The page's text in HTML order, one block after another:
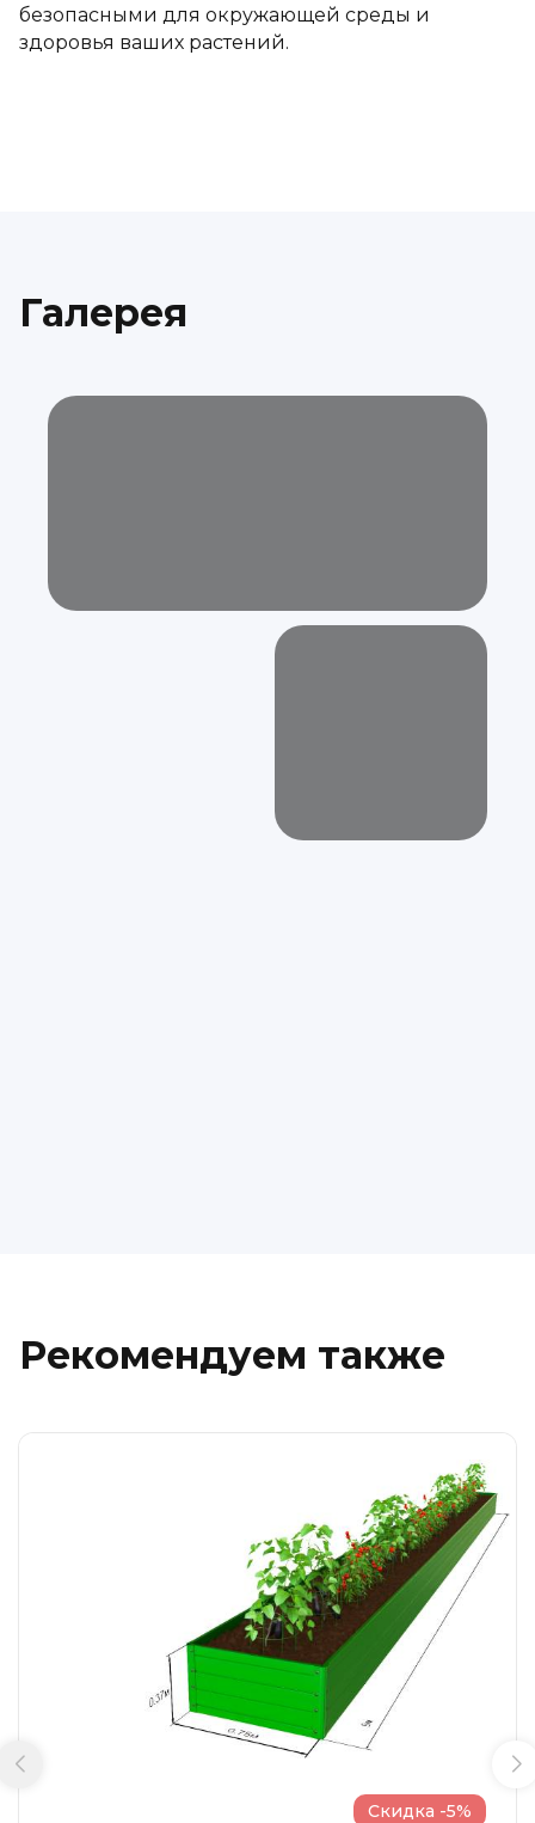
безопасными для окружающей среды и
здоровья ваших растений.
Галерея
Рекомендуем также
Скидка -5%